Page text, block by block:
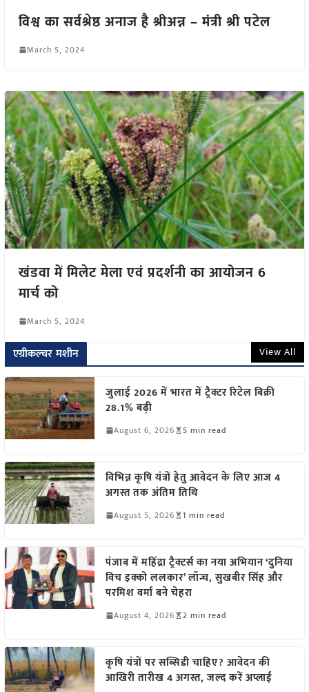
विश्व का सर्वश्रेष्ठ अनाज है श्रीअन्न – मंत्री श्री पटेल
March 5, 2024
खंडवा में मिलेट मेला एवं प्रदर्शनी का आयोजन 6
मार्च को
March 5, 2024
एग्रीकल्चर मशीन View All
जुलाई 2026 में भारत में ट्रैक्टर रिटेल बिक्री
28.1% बढ़ी
August 6, 2026 5 min read
विभिन्न कृषि यंत्रों हेतु आवेदन के लिए आज 4
अगस्त तक अंतिम तिथि
August 5, 2026 1 min read
पंजाब में महिंद्रा ट्रैक्टर्स का नया अभियान ‘दुनिया
विच इक्को ललकार’ लॉन्च, सुखबीर सिंह और
परमिश वर्मा बने चेहरा
August 4, 2026 2 min read
कृषि यंत्रों पर सब्सिडी चाहिए? आवेदन की
आखिरी तारीख 4 अगस्त, जल्द करें अप्लाई